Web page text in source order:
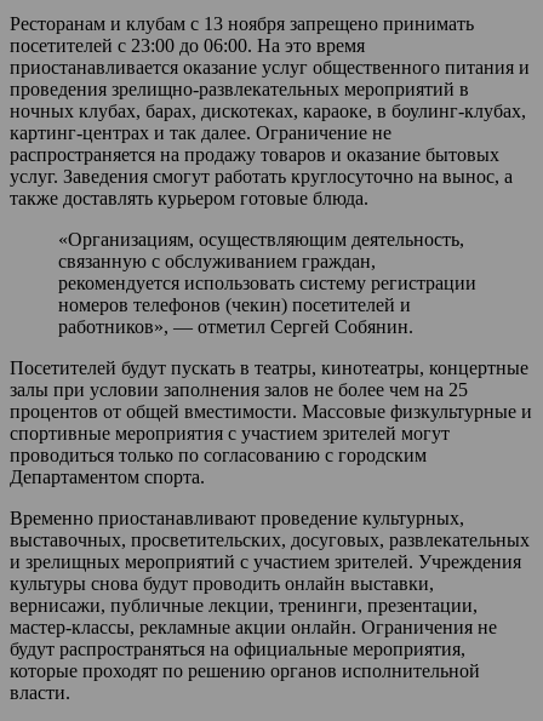
Ресторанам и клубам с 13 ноября запрещено принимать
посетителей с 23:00 до 06:00. На это время
приостанавливается оказание услуг общественного питания и
проведения зрелищно-развлекательных мероприятий в
ночных клубах, барах, дискотеках, караоке, в боулинг-клубах,
картинг-центрах и так далее. Ограничение не
распространяется на продажу товаров и оказание бытовых
услуг. Заведения смогут работать круглосуточно на вынос, а
также доставлять курьером готовые блюда.
«Организациям, осуществляющим деятельность,
связанную с обслуживанием граждан,
рекомендуется использовать систему регистрации
номеров телефонов (чекин) посетителей и
работников», — отметил Сергей Собянин.
Посетителей будут пускать в театры, кинотеатры, концертные
залы при условии заполнения залов не более чем на 25
процентов от общей вместимости. Массовые физкультурные и
спортивные мероприятия с участием зрителей могут
проводиться только по согласованию с городским
Департаментом спорта.
Временно приостанавливают проведение культурных,
выставочных, просветительских, досуговых, развлекательных
и зрелищных мероприятий с участием зрителей. Учреждения
культуры снова будут проводить онлайн выставки,
вернисажи, публичные лекции, тренинги, презентации,
мастер-классы, рекламные акции онлайн. Ограничения не
будут распространяться на официальные мероприятия,
которые проходят по решению органов исполнительной
власти.